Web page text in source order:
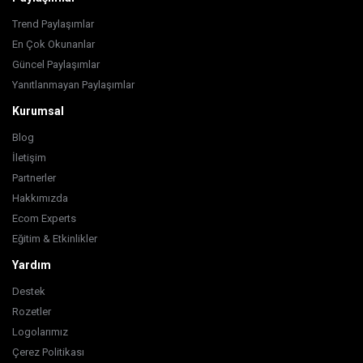
Trend Paylaşımlar
En Çok Okunanlar
Güncel Paylaşımlar
Yanıtlanmayan Paylaşımlar
Kurumsal
Blog
İletişim
Partnerler
Hakkımızda
Ecom Experts
Eğitim & Etkinlikler
Yardım
Destek
Rozetler
Logolarımız
Çerez Politikası